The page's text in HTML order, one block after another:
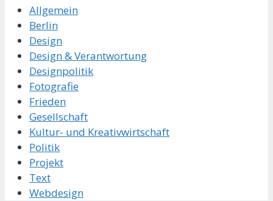
Allgemein
Berlin
Design
Design & Verantwortung
Designpolitik
Fotografie
Frieden
Gesellschaft
Kultur- und Kreativwirtschaft
Politik
Projekt
Text
Webdesign